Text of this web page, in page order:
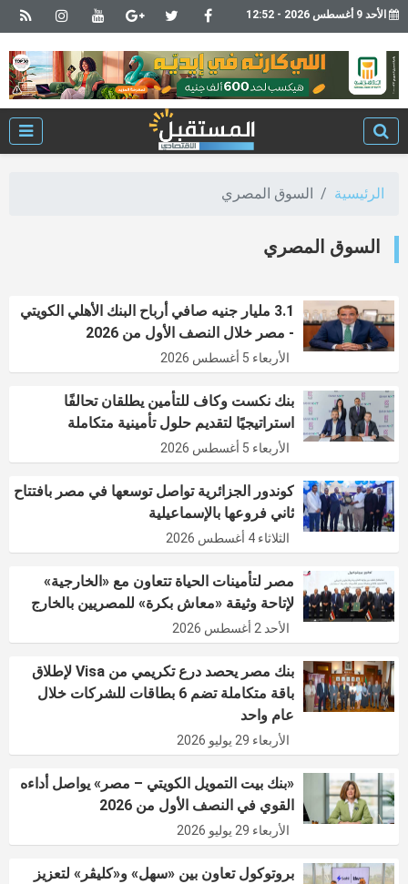
الأحد 9 أغسطس 2026 - 12:52
الرئيسية السوق المصري
السوق المصري
3.1 مليار جنيه صافي أرباح البنك الأهلي الكويتي
- مصر خلال النصف الأول من 2026
الأربعاء 5 أغسطس 2026
بنك نكست وكاف للتأمين يطلقان تحالفًا
استراتيجيًا لتقديم حلول تأمينية متكاملة
الأربعاء 5 أغسطس 2026
كوندور الجزائرية تواصل توسعها في مصر بافتتاح
ثاني فروعها بالإسماعيلية
الثلاثاء 4 أغسطس 2026
مصر لتأمينات الحياة تتعاون مع «الخارجية»
لإتاحة وثيقة «معاش بكرة» للمصريين بالخارج
الأحد 2 أغسطس 2026
بنك مصر يحصد درع تكريمي من Visa لإطلاق
باقة متكاملة تضم 6 بطاقات للشركات خلال
عام واحد
الأربعاء 29 يوليو 2026
«بنك بيت التمويل الكويتي – مصر» يواصل أداءه
القوي في النصف الأول من 2026
الأربعاء 29 يوليو 2026
بروتوكول تعاون بين «سهل» و«كليڤر» لتعزيز